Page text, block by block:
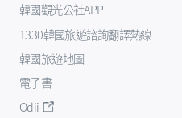
韓國觀光公社APP
1330韓國旅遊諮詢翻譯熱線
韓國旅遊地圖
電子書
Odii